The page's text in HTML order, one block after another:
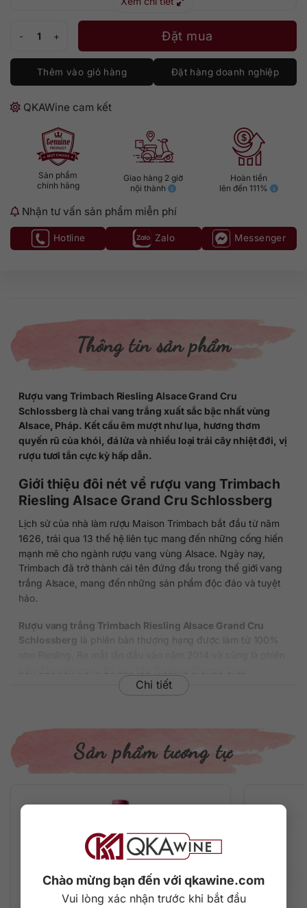
Chào mừng bạn đến với qkawine.com
Vui lòng xác nhận trước khi bắt đầu
Trimbach Riesling Alsace Grand Cru Schlossberg số lượng
Đặt mua
Thêm vào giỏ hàng Đặt hàng doanh nghiệp
QKAWine cam kết
Sản phẩm
chính hãng
Giao hàng 2 giờ
nội thành
Hoàn tiền
lên đến 111%
Nhận tư vấn sản phẩm miễn phí
Hotline Zalo Messenger
Thông tin sản phẩm
Rượu vangTrimbach Riesling Alsace Grand Cru
Schlossberg là chai vang trắng xuất sắc bậc nhất vùng
Alsace, Pháp. Kết cấu êm mượt như lụa, hương thơm
quyến rũ của khói, đá lửa và nhiều loại trái cây nhiệt đới, vị
rượu tươi tắn cực kỳ hấp dẫn.
Giới thiệu đôi nét về rượu vang Trimbach
Riesling Alsace Grand Cru Schlossberg
Lịch sử của nhà làm rượu Maison Trimbach bắt đầu từ năm
1626, trải qua 13 thế hệ liên tục mang đến những cống hiến
mạnh mẽ cho ngành rượu vang vùng Alsace. Ngày nay,
Trimbach đã trở thành cái tên đứng đầu trong thế giới vang
trắng Alsace, mang đến những sản phẩm độc đáo và tuyệt
hảo.
Rượu vang trắng Trimbach Riesling Alsace Grand Cru
Schlossberg là phiên bản thượng hạng được làm từ 100%
Vùng: Alsace
Thương hiệu: Trimbach
Niên vụ: 2021
Rượu sở hữu màu vàng rơm nhạt óng ánh trong ly thủy tinh
Chi tiết
Sản phẩm tương tự